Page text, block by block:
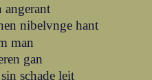
angerant
nibelvnge hant
man
gan
schade leit